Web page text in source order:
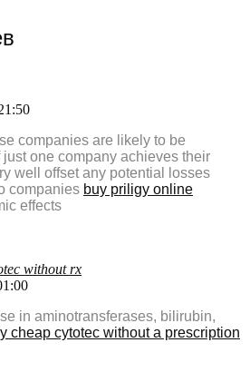
companies are likely to be
one company achieves their
well offset any potential losses
companies buy priligy online
effects
without rx
in aminotransferases, bilirubin,
cheap cytotec without a prescription